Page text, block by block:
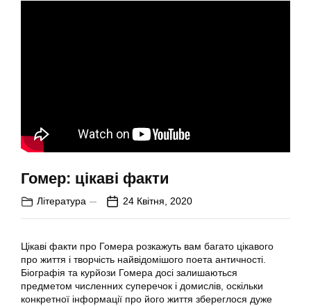
Гомер: цікаві факти
Література 24 Квітня, 2020
Цікаві факти про Гомера розкажуть вам багато цікавого
про життя і творчість найвідомішого поета античності.
Біографія та курйози Гомера досі залишаються
предметом численних суперечок і домислів, оскільки
конкретної інформації про його життя збереглося дуже